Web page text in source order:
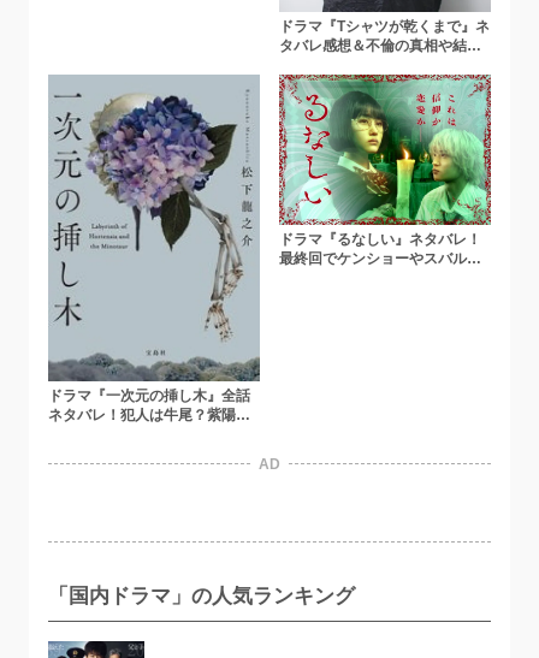
ドラマ『Tシャツが乾くまで』ネ
タバレ感想＆不倫の真相や結末
ヒントも解説
ドラマ『一次元の挿し木』全話
ネタバレ！犯人は牛尾？紫陽は
ドラマ『るなしい』ネタバレ！
最終回でケンショーやスバルは
AD
「国内ドラマ」の人気ランキング